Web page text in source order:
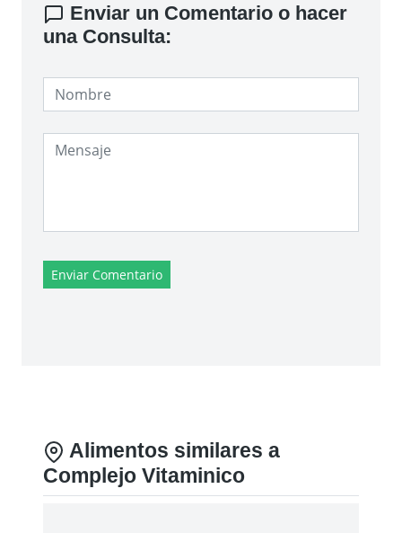
Enviar un Comentario o hacer
una Consulta:
Enviar Comentario
Alimentos similares a
Complejo Vitaminico